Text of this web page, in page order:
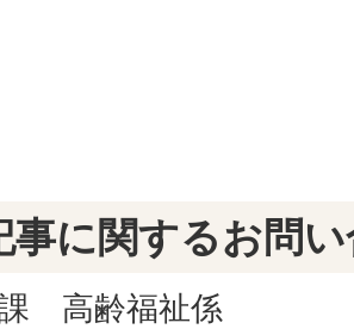
事に関するお問
高齢福祉係